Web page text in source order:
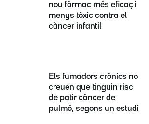
nou fàrmac més eficaç i
menys tòxic contra el
càncer infantil
Els fumadors crònics no
creuen que tinguin risc
de patir càncer de
pulmó, segons un estudi